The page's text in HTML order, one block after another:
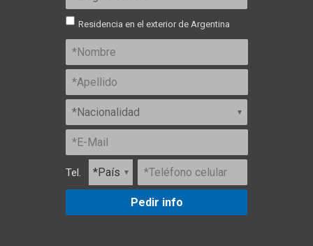
Residencia en el exterior de Argentina
Tel.
Pedir info